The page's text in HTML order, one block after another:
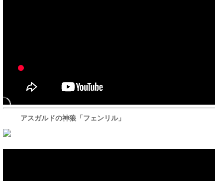
アスガルドの神狼「フェンリル」